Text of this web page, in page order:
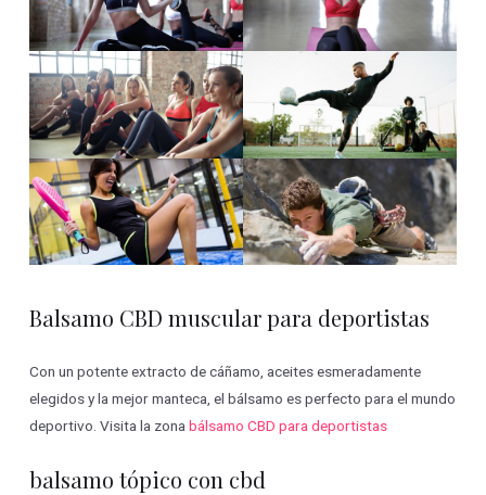
Balsamo CBD muscular para deportistas
Con un potente extracto de cáñamo, aceites esmeradamente
elegidos y la mejor manteca, el bálsamo es perfecto para el mundo
deportivo. Visita la zonabálsamo CBD para deportistas
balsamo tópico con cbd